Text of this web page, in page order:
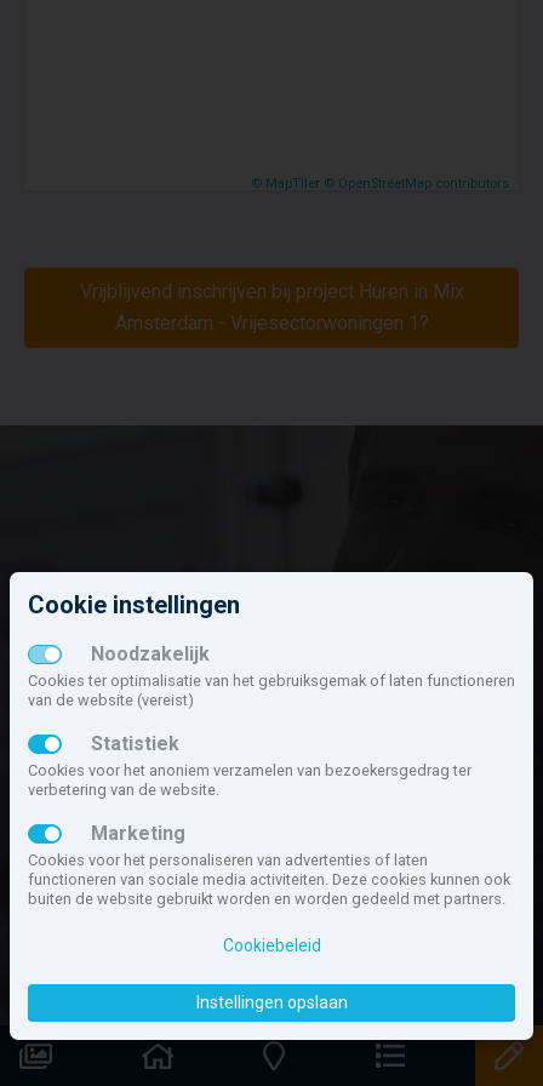
© MapTiler © OpenStreetMap contributors
Vrijblijvend inschrijven bij project Huren in Mix
Amsterdam - Vrijesectorwoningen 1?
Aanmelden
Blijf op de hoogte van jouw favoriete nieuwbouwprojecten en
jouw belangstelling kenbaar maken in nieuwbouw- projecten
en gemeente en ontwikkelaars laten weten hoe jij wilt wonen
via jouw eigen woonprofiel. Daarnaast wordt je automatisch
op de hoogte gehouden van de laatste ontwikkelingen in de
regio Amsterdam.
Aanmelden
Cookie instellingen
Noodzakelijk
Cookies ter optimalisatie van het gebruiksgemak of laten functioneren
van de website (vereist)
Statistiek
Cookies voor het anoniem verzamelen van bezoekersgedrag ter
verbetering van de website.
Marketing
Cookies voor het personaliseren van advertenties of laten
functioneren van sociale media activiteiten. Deze cookies kunnen ook
buiten de website gebruikt worden en worden gedeeld met partners.
Cookiebeleid
Instellingen opslaan